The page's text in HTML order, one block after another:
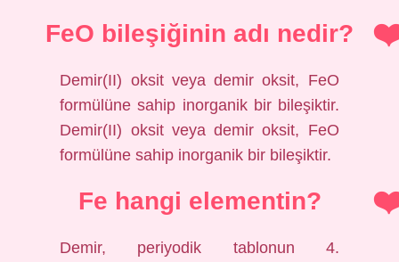
FeO bileşiğinin adı nedir?
Demir(II) oksit veya demir oksit, FeO
formülüne sahip inorganik bir bileşiktir.
Demir(II) oksit veya demir oksit, FeO
formülüne sahip inorganik bir bileşiktir.
Fe hangi elementin?
Demir, periyodik tablonun 4.